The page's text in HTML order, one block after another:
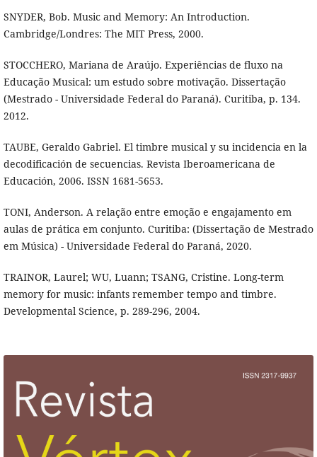
SNYDER, Bob. Music and Memory: An Introduction.
Cambridge/Londres: The MIT Press, 2000.
STOCCHERO, Mariana de Araújo. Experiências de fluxo na
Educação Musical: um estudo sobre motivação. Dissertação
(Mestrado - Universidade Federal do Paraná). Curitiba, p. 134.
2012.
TAUBE, Geraldo Gabriel. El timbre musical y su incidencia en la
decodificación de secuencias. Revista Iberoamericana de
Educación, 2006. ISSN 1681-5653.
TONI, Anderson. A relação entre emoção e engajamento em
aulas de prática em conjunto. Curitiba: (Dissertação de Mestrado
em Música) - Universidade Federal do Paraná, 2020.
TRAINOR, Laurel; WU, Luann; TSANG, Cristine. Long-term
memory for music: infants remember tempo and timbre.
Developmental Science, p. 289-296, 2004.